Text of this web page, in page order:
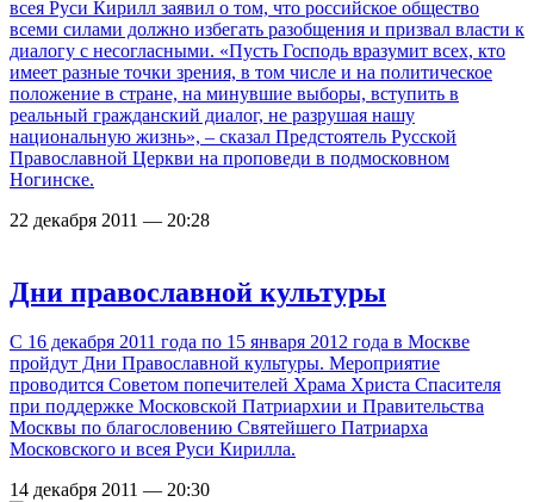
всея Руси Кирилл заявил о том, что российское общество
всеми силами должно избегать разобщения и призвал власти к
диалогу с несогласными. «Пусть Господь вразумит всех, кто
имеет разные точки зрения, в том числе и на политическое
положение в стране, на минувшие выборы, вступить в
реальный гражданский диалог, не разрушая нашу
национальную жизнь», – сказал Предстоятель Русской
Православной Церкви на проповеди в подмосковном
Ногинске.
22 декабря 2011 — 20:28
Дни православной культуры
C 16 декабря 2011 года по 15 января 2012 года в Москве
пройдут Дни Православной культуры. Мероприятие
проводится Советом попечителей Храма Христа Спасителя
при поддержке Московской Патриархии и Правительства
Москвы по благословению Святейшего Патриарха
Московского и всея Руси Кирилла.
14 декабря 2011 — 20:30